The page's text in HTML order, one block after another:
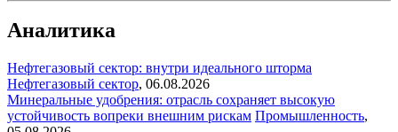
Аналитика
Нефтегазовый сектор: внутри идеального шторма
Нефтегазовый сектор, 06.08.2026
Минеральные удобрения: отрасль сохраняет высокую
устойчивость вопреки внешним рискам Промышленность,